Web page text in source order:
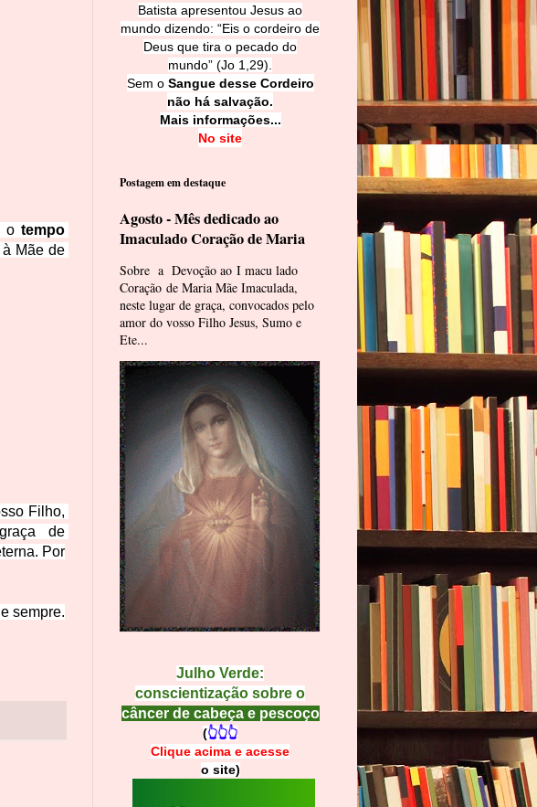
o tempo
Mãe de
Filho,
de
Por
sempre.
Batista apresentou Jesus ao
mundo dizendo: “Eis o cordeiro de
Deus que tira o pecado do
mundo” (Jo 1,29).
Sem o Sangue desse Cordeiro
não há salvação.
Mais informações...
No site
Postagem em destaque
Agosto - Mês dedicado ao
Imaculado Coração de Maria
Sobre a Devoção ao I macu lado
Coração de Maria Mãe Imaculada,
neste lugar de graça, convocados pelo
amor do vosso Filho Jesus, Sumo e
Ete...
Julho Verde:
conscientização sobre o
câncer de cabeça e pescoço
(👆👆👆
Clique acima e acesse
o site)